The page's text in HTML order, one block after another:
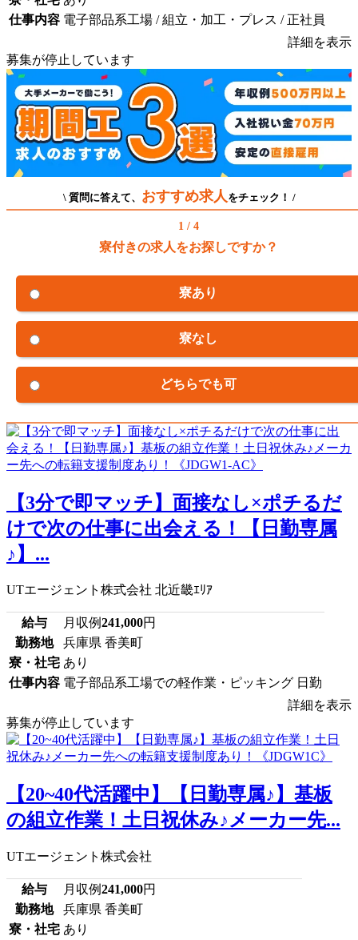
仕事内容 電子部品系工場 / 組立・加工・プレス / 正社員
詳細を表示
募集が停止しています
\ 質問に答えて、 おすすめ求人 をチェック！ /
1 / 4
寮付きの求人をお探しですか？
寮あり
寮なし
どちらでも可
【3分で即マッチ】面接なし×ポチるだ
けで次の仕事に出会える！【日勤専属
♪】...
UTエージェント株式会社 北近畿ｴﾘｱ
給与 月収例241,000円
勤務地
兵庫県 香美町
寮・社宅 あり
仕事内容 電子部品系工場での軽作業・ピッキング 日勤
詳細を表示
募集が停止しています
【20~40代活躍中】【日勤専属♪】基板
の組立作業！土日祝休み♪メーカー先...
UTエージェント株式会社
給与 月収例241,000円
勤務地
兵庫県 香美町
寮・社宅 あり